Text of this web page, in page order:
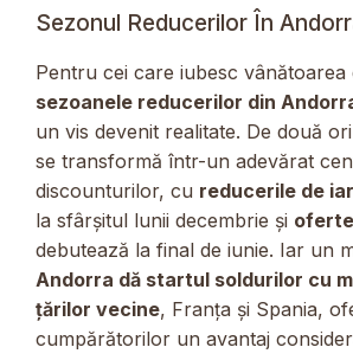
Sezonul Reducerilor În
Pentru cei care iubesc vânătoarea
sezoanele reducerilor din
un vis devenit realitate. De două
se transformă într-un adevărat
discounturilor, cu reducerile de
la sfârșitul lunii decembrie și
debutează la final de iunie. Iar un
Andorra dă startul soldurilor cu
țărilor vecine, Franța și Spania,
cumpărătorilor un avantaj